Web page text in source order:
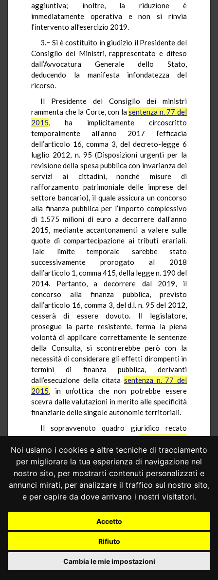
Noi usiamo i cookies e altre tecniche di tracciamento
per migliorare la tua esperienza di navigazione nel
nostro sito, per mostrarti contenuti personalizzati e
annunci mirati, per analizzare il traffico sul nostro sito,
e per capire da dove arrivano i nostri visitatori.
Accetto
Rifiuto
Cambia le mie impostazioni
aggiuntiva; inoltre, la riduzione è
immediatamente operativa e non si rinvia
l’intervento all’esercizio 2019.
3.− Si è costituito in giudizio il Presidente del
Consiglio dei Ministri, rappresentato e difeso
dall’Avvocatura Generale dello Stato,
deducendo la manifesta infondatezza del
ricorso.
Il Presidente del Consiglio dei ministri
rammenta che la Corte, con lasentenza n. 77 del
2015, ha implicitamente circoscritto
temporalmente all’anno 2017 l’efficacia
dell’articolo 16, comma 3, del decreto-legge 6
luglio 2012, n. 95 (Disposizioni urgenti per la
revisione della spesa pubblica con invarianza dei
servizi ai cittadini, nonché misure di
rafforzamento patrimoniale delle imprese del
settore bancario), il quale assicura un concorso
alla finanza pubblica per l’importo complessivo
di 1.575 milioni di euro a decorrere dall’anno
2015, mediante accantonamenti a valere sulle
quote di compartecipazione ai tributi erariali.
Tale limite temporale sarebbe stato
successivamente prorogato al 2018
dall’articolo 1, comma 415, della legge n. 190 del
2014. Pertanto, a decorrere dal 2019, il
concorso alla finanza pubblica, previsto
dall’articolo 16, comma 3, del d.l. n. 95 del 2012,
cesserà di essere dovuto. Il legislatore,
prosegue la parte resistente, ferma la piena
volontà di applicare correttamente le sentenze
della Consulta, si scontrerebbe però con la
necessità di considerare gli effetti dirompenti in
termini di finanza pubblica, derivanti
dall’esecuzione della citata sentenza n. 77 del
2015, in un’ottica che non potrebbe essere
scevra dalle valutazioni in merito alle specificità
finanziarie delle singole autonomie territoriali.
Il sopravvenuto quadro giuridico recato
anche dalle sentenze della Corten. 77 del 2015
en. 154 del 2017 imporrebbe quindi, secondo la
difesa erariale, una nuova definizione dei
complessivi rapporti finanziari tra lo Stato e la
Regione autonoma Sardegna e, a tal proposito,
il legislatore sarebbe intervenuto medio
tempore con l’art. 1, comma 851, della legge n.
205 del 2017.
Secondo il Presidente del Consiglio dei
ministri la disposizione impugnata sarebbe
espressione del contemperamento dell’esigenza
del coordinamento della finanza pubblica con il
rispetto del principio della leale collaborazione: